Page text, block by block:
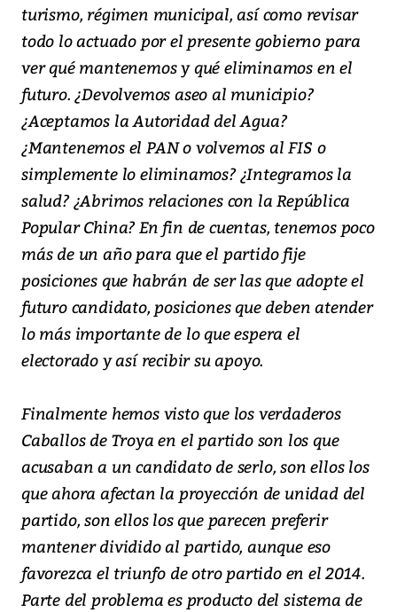
turismo, régimen municipal, así como revisar
todo lo actuado por el presente gobierno para
ver qué mantenemos y qué eliminamos en el
futuro. ¿Devolvemos aseo al municipio?
¿Aceptamos la Autoridad del Agua?
¿Mantenemos el PAN o volvemos al FIS o
simplemente lo eliminamos? ¿Integramos la
salud? ¿Abrimos relaciones con la República
Popular China? En fin de cuentas, tenemos poco
más de un año para que el partido fije
posiciones que habrán de ser las que adopte el
futuro candidato, posiciones que deben atender
lo más importante de lo que espera el
electorado y así recibir su apoyo.
Finalmente hemos visto que los verdaderos
Caballos de Troya en el partido son los que
acusaban a un candidato de serlo, son ellos los
que ahora afectan la proyección de unidad del
partido, son ellos los que parecen preferir
mantener dividido al partido, aunque eso
favorezca el triunfo de otro partido en el 2014.
Parte del problema es producto del sistema de